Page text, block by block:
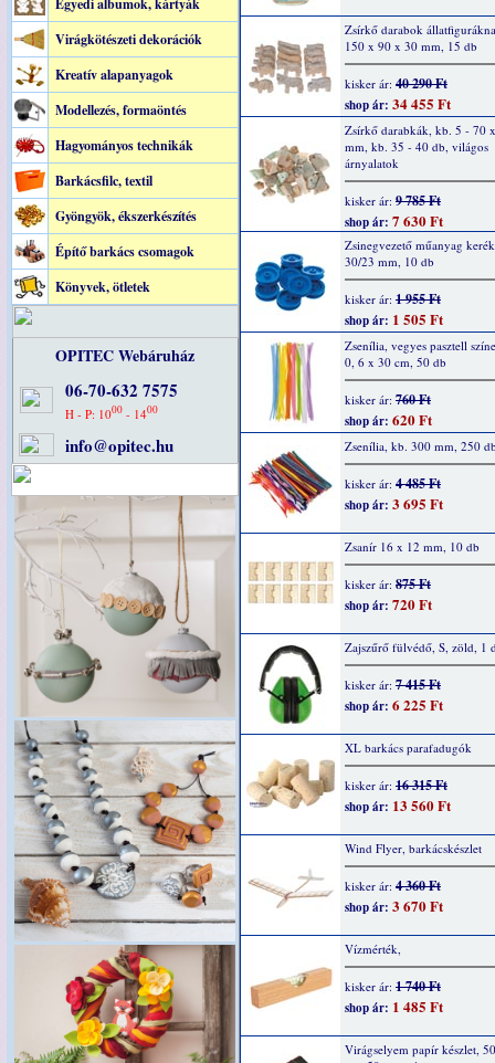
Egyedi albumok, kártyák
Virágkötészeti dekorációk
Kreatív alapanyagok
Modellezés, formaöntés
Hagyományos technikák
Barkácsfilc, textil
Gyöngyök, ékszerkészítés
Építő barkács csomagok
Könyvek, ötletek
OPITEC Webáruház
06-70-632 7575
H - P: 1000- 1400
info@opitec.hu
Zsírkő darabok
150 x 90 x 30 mm, 15 db
kisker ár: 40 290 Ft
shop ár: 34 455 Ft
Zsírkő darabkák, kb. 5 - 70
mm, kb. 35 - 40 db, világos
árnyalatok
kisker ár: 9 785 Ft
shop ár: 7 630 Ft
Zsinegvezető műanyag
30/23 mm, 10 db
kisker ár: 1 955 Ft
shop ár: 1 505 Ft
Zsenília, vegyes pasztell
0, 6 x 30 cm, 50 db
kisker ár: 760 Ft
shop ár: 620 Ft
Zsenília, kb. 300 mm, 250
kisker ár: 4 485 Ft
shop ár: 3 695 Ft
Zsanír 16 x 12 mm, 10 db
kisker ár: 875 Ft
shop ár: 720 Ft
Zajszűrő fülvédő, S, zöld, 1
kisker ár: 7 415 Ft
shop ár: 6 225 Ft
XL barkács parafadugók
kisker ár: 16 315 Ft
shop ár: 13 560 Ft
Wind Flyer, barkácskészlet
kisker ár: 4 360 Ft
shop ár: 3 670 Ft
Vízmérték,
kisker ár: 1 740 Ft
shop ár: 1 485 Ft
Virágselyem papír készlet,